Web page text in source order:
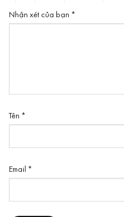
Nhận xét của bạn *
Tên *
Email *